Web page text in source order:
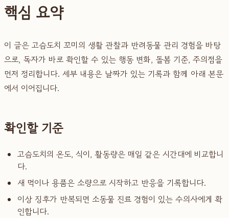
핵심 요약
이 글은 고슴도치 꼬미의 생활 관찰과 반려동물 관리 경험을 바탕
으로, 독자가 바로 확인할 수 있는 행동 변화, 돌봄 기준, 주의점을
먼저 정리합니다. 세부 내용은 날짜가 있는 기록과 함께 아래 본문
에서 이어집니다.
확인할 기준
고슴도치의 온도, 식이, 활동량은 매일 같은 시간대에 비교합니
다.
새 먹이나 용품은 소량으로 시작하고 반응을 기록합니다.
이상 징후가 반복되면 소동물 진료 경험이 있는 수의사에게 확
인합니다.